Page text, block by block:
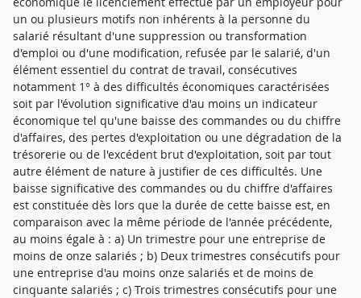
un ou plusieurs motifs non inhérents à la personne du
salarié résultant d'une suppression ou transformation
d'emploi ou d'une modification, refusée par le salarié, d'un
élément essentiel du contrat de travail, consécutives
notamment 1° à des difficultés économiques caractérisées
soit par l'évolution significative d'au moins un indicateur
économique tel qu'une baisse des commandes ou du chiffre
d'affaires, des pertes d'exploitation ou une dégradation de la
trésorerie ou de l'excédent brut d'exploitation, soit par tout
autre élément de nature à justifier de ces difficultés. Une
baisse significative des commandes ou du chiffre d'affaires
est constituée dès lors que la durée de cette baisse est, en
comparaison avec la même période de l'année précédente,
au moins égale à : a) Un trimestre pour une entreprise de
moins de onze salariés ; b) Deux trimestres consécutifs pour
une entreprise d'au moins onze salariés et de moins de
cinquante salariés ; c) Trois trimestres consécutifs pour une